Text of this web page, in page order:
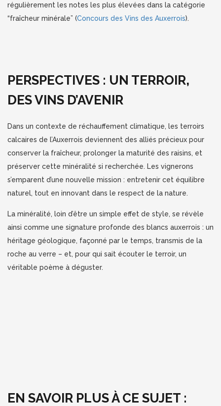
régulièrement les notes les plus élevées dans la catégorie
“fraîcheur minérale” (Concours des Vins des Auxerrois).
PERSPECTIVES : UN TERROIR,
DES VINS D’AVENIR
Dans un contexte de réchauffement climatique, les terroirs
calcaires de l’Auxerrois deviennent des alliés précieux pour
conserver la fraîcheur, prolonger la maturité des raisins, et
préserver cette minéralité si recherchée. Les vignerons
s’emparent d’une nouvelle mission : entretenir cet équilibre
naturel, tout en innovant dans le respect de la nature.
La minéralité, loin d’être un simple effet de style, se révèle
ainsi comme une signature profonde des blancs auxerrois : un
héritage géologique, façonné par le temps, transmis de la
roche au verre – et, pour qui sait écouter le terroir, un
véritable poème à déguster.
EN SAVOIR PLUS À CE SUJET :